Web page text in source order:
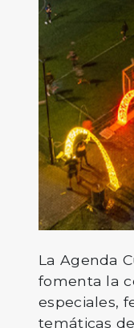
La Agenda
fomenta la
especiales,
temáticas